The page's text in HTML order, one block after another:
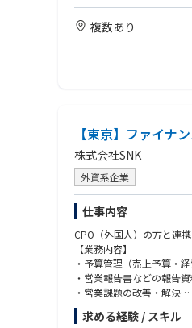
複数あり
【東京】ファイナ
株式会社SNK
外資系企業
仕事内容
CPO（外国人）の方と連
【業務内容】
・予算管理（売上予算・
・営業報告書などの報告
・営業課題の改善・解決
・ERP／CRMの導入と運用
求める経験 / スキル